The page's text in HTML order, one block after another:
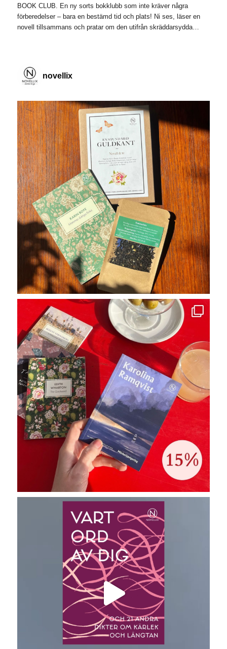
BOOK CLUB. En ny sorts bokklubb som inte kräver några
förberedelser – bara en bestämd tid och plats! Ni ses, läser en
novell tillsammans och pratar om den utifrån skräddarsydda…
novellix